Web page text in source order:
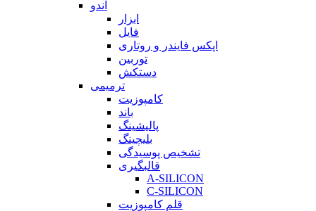
اندو
ابزار
فایل
اپکس فایندر و روتاری
توربین
دستکش
ترمیمی
کامپوزیت
باند
پالیشینگ
بلیچینگ
تشخیص پوسیدگی
قالبگیری
A-SILICON
C-SILICON
قلم کامپوزیت